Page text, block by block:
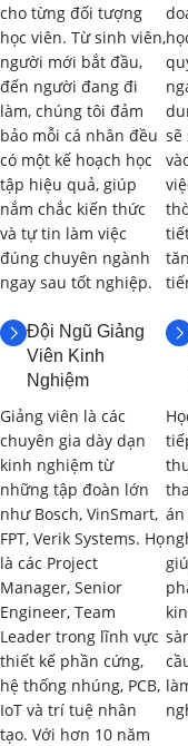
Khóa học được thiết
thuyết, bài tập, thực
các dự án thực tế.
học dự kiến cho
Phần 1: Tổng
Dụng Di Động
giờ)
1.1. Giới Thiệu
Tổng quan về các
Giới thiệu về các mô
(Native, Hybrid, Web).
Quy trình phát triển
Các công cụ và
1.2. Tổng Quan
Giới thiệu về các
mạng cố định, mạng
Các thành phần
cho từng đối tượng
học viên. Từ sinh viên,
người mới bắt đầu,
đến người đang đi
làm, chúng tôi đảm
bảo mỗi cá nhân đều
có một kế hoạch học
tập hiệu quả, giúp
nắm chắc kiến thức
và tự tin làm việc
đúng chuyên ngành
ngay sau tốt nghiệp.
sẽ
Đội Ngũ Giảng
Viên Kinh
Nghiệm
Giảng viên là các
chuyên gia dày dạn
kinh nghiệm từ
những tập đoàn lớn
như Bosch, VinSmart,
FPT, Verik Systems. Họ
là các Project
Manager, Senior
Engineer, Team
Leader trong lĩnh vực
thiết kế phần cứng,
hệ thống nhúng, PCB,
IoT và trí tuệ nhân
tạo. Với hơn 10 năm